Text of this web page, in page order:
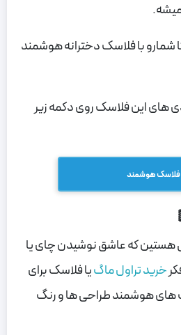
شمارو با فلاسک دخترانه هوشمند
های این فلاسک روی دکمه زیر
فلاسک هوشمند
هستین که عاشق نوشیدن چای یا
خرید تراول ماگیا فلاسک برای
هوشمند طراحی ها و رنگ